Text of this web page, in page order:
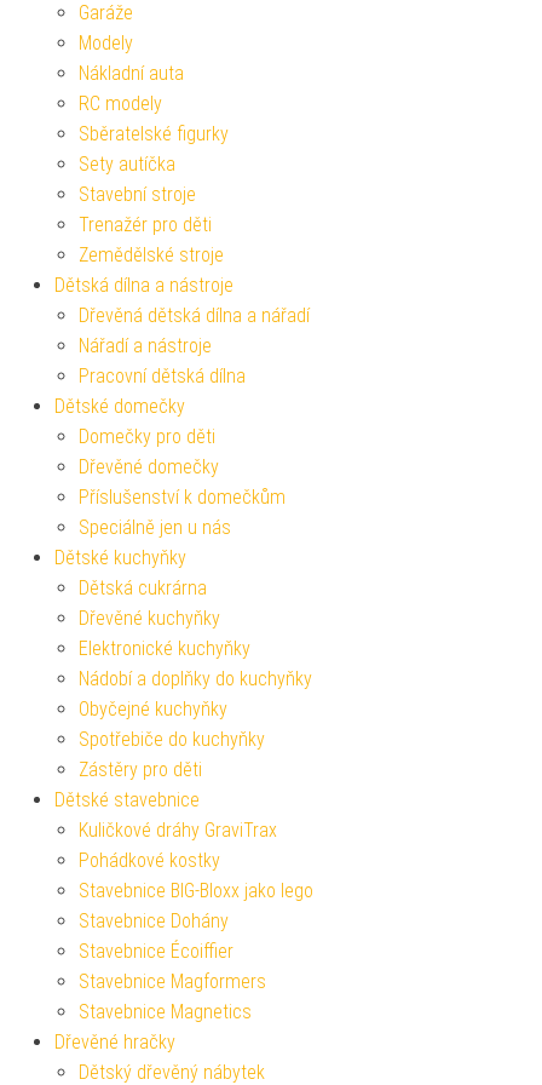
Garáže
Modely
Nákladní auta
RC modely
Sběratelské figurky
Sety autíčka
Stavební stroje
Trenažér pro děti
Zemědělské stroje
Dětská dílna a nástroje
Dřevěná dětská dílna a nářadí
Nářadí a nástroje
Pracovní dětská dílna
Dětské domečky
Domečky pro děti
Dřevěné domečky
Příslušenství k domečkům
Speciálně jen u nás
Dětské kuchyňky
Dětská cukrárna
Dřevěné kuchyňky
Elektronické kuchyňky
Nádobí a doplňky do kuchyňky
Obyčejné kuchyňky
Spotřebiče do kuchyňky
Zástěry pro děti
Dětské stavebnice
Kuličkové dráhy GraviTrax
Pohádkové kostky
Stavebnice BIG-Bloxx jako lego
Stavebnice Dohány
Stavebnice Écoiffier
Stavebnice Magformers
Stavebnice Magnetics
Dřevěné hračky
Dětský dřevěný nábytek